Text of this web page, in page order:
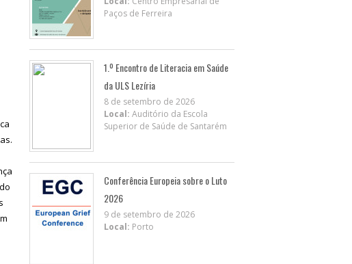
Paços de Ferreira
1.º Encontro de Literacia em Saúde
da ULS Lezíria
8 de setembro de 2026
Local: Auditório da Escola
Superior de Saúde de Santarém
Conferência Europeia sobre o Luto
2026
9 de setembro de 2026
Local: Porto